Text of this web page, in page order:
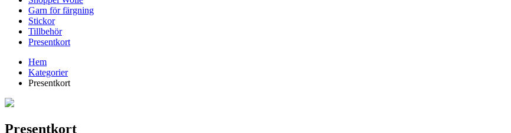
Garn för färgning
Stickor
Tillbehör
Presentkort
Hem
Kategorier
Presentkort
Presentkort